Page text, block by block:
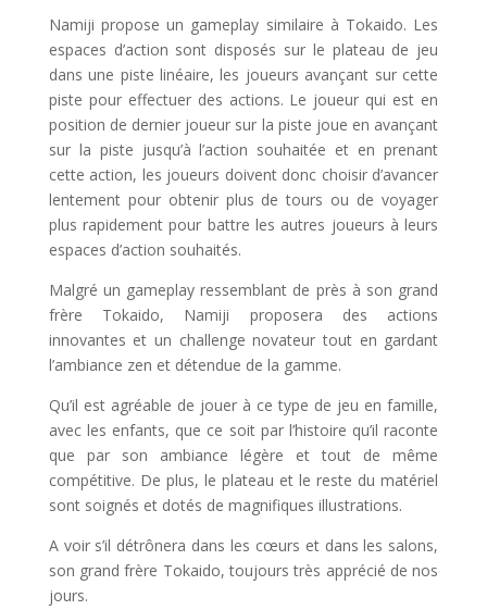
Namiji propose un gameplay similaire à Tokaido. Les
espaces d’action sont disposés sur le plateau de jeu
dans une piste linéaire, les joueurs avançant sur cette
piste pour effectuer des actions. Le joueur qui est en
position de dernier joueur sur la piste joue en avançant
sur la piste jusqu’à l’action souhaitée et en prenant
cette action, les joueurs doivent donc choisir d’avancer
lentement pour obtenir plus de tours ou de voyager
plus rapidement pour battre les autres joueurs à leurs
espaces d’action souhaités.
Malgré un gameplay ressemblant de près à son grand
frère Tokaido, Namiji proposera des actions
innovantes et un challenge novateur tout en gardant
l’ambiance zen et détendue de la gamme.
Qu’il est agréable de jouer à ce type de jeu en famille,
avec les enfants, que ce soit par l’histoire qu’il raconte
que par son ambiance légère et tout de même
compétitive. De plus, le plateau et le reste du matériel
sont soignés et dotés de magnifiques illustrations.
A voir s’il détrônera dans les cœurs et dans les salons,
son grand frère Tokaido, toujours très apprécié de nos
jours.